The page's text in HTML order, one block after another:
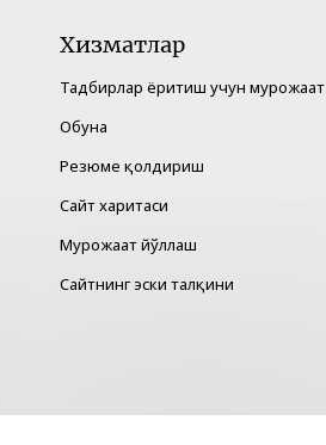
Хизматлар
Тадбирлар ёритиш учун мурожаат
Обуна
Резюме қолдириш
Сайт харитаси
Мурожаат йўллаш
Сайтнинг эски талқини